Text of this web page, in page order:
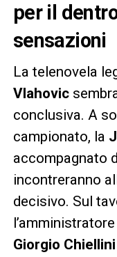
per il
sensazioni
La telenovela
Vlahovic
conclusiva. A
campionato, la
accompagnato
incontreranno
decisivo. Sul
Giorgio Chiellini